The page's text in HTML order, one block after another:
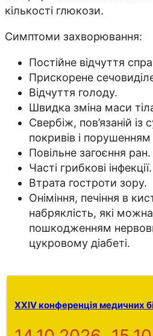
кількості глюкози.
Симптоми захворювання:
Постійне відчуття
Прискорене
Відчуття голоду.
Швидка зміна маси
Свербіж, пов’язаній із
покривів і порушенням
Повільне загоєння ран.
Часті грибкові інфекції.
Втрата гостроти зору.
Оніміння, печіння в
набряклість, які
пошкодженням
цукровому діабеті.
XXIV конференція медичних